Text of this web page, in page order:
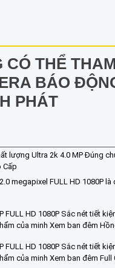
THỂ
BÁO
PHÁT
lượng Ultra 2k 4.0 MP Đúng
Cấp
megapixel FULL HD 1080P
FULL HD 1080P Sắc nét tiết
của minh Xem ban đêm
FULL HD 1080P Sắc nét tiết
của minh Xem ban đêm Full